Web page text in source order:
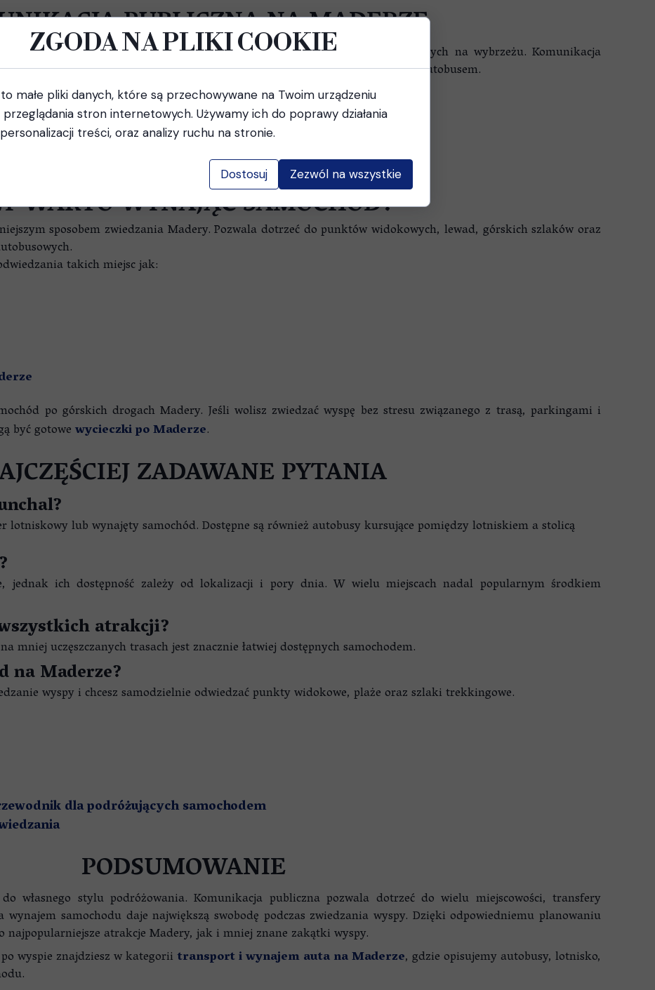
PUBLICZNA NA MADERZE
obsługująca zarówno Funchal, jak i większość miejscowości położonych na wybrzeżu. Komunikacja
bez samochodu, choć nie wszystkie atrakcje są łatwo dostępne autobusem.
na Maderze – przewodnik po autobusach, biletach i trasach 2026
WARTO WYNAJĄĆ SAMOCHÓD?
sposobem zwiedzania Madery. Pozwala dotrzeć do punktów widokowych, lewad, górskich szlaków oraz
takich miejsc jak:
po górskich drogach Madery. Jeśli wolisz zwiedzać wyspę bez stresu związanego z trasą, parkingami i
być gotowewycieczki po Maderze.
ZADAWANE PYTANIA
lub wynajęty samochód. Dostępne są również autobusy kursujące pomiędzy lotniskiem a stolicą
jednak ich dostępność zależy od lokalizacji i pory dnia. W wielu miejscach nadal popularnym środkiem
atrakcji?
mniej uczęszczanych trasach jest znacznie łatwiej dostępnych samochodem.
na Maderze?
wyspy i chcesz samodzielnie odwiedzać punkty widokowe, plaże oraz szlaki trekkingowe.
dla podróżujących samochodem
PODSUMOWANIE
własnego stylu podróżowania. Komunikacja publiczna pozwala dotrzeć do wielu miejscowości, transfery
samochodu daje największą swobodę podczas zwiedzania wyspy. Dzięki odpowiedniemu planowaniu
atrakcje Madery, jak i mniej znane zakątki wyspy.
wyspie znajdziesz w kategorii transport i wynajem auta na Maderze, gdzie opisujemy autobusy, lotnisko,
ZGODA NA PLIKI COOKIE
małe pliki danych, które są przechowywane na Twoim urządzeniu
przeglądania stron internetowych. Używamy ich do poprawy działania
treści, oraz analizy ruchu na stronie.
Dostosuj Zezwól na wszystkie